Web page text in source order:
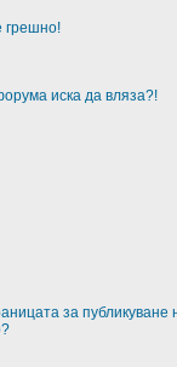
грешно!
иска да вляза?!
за